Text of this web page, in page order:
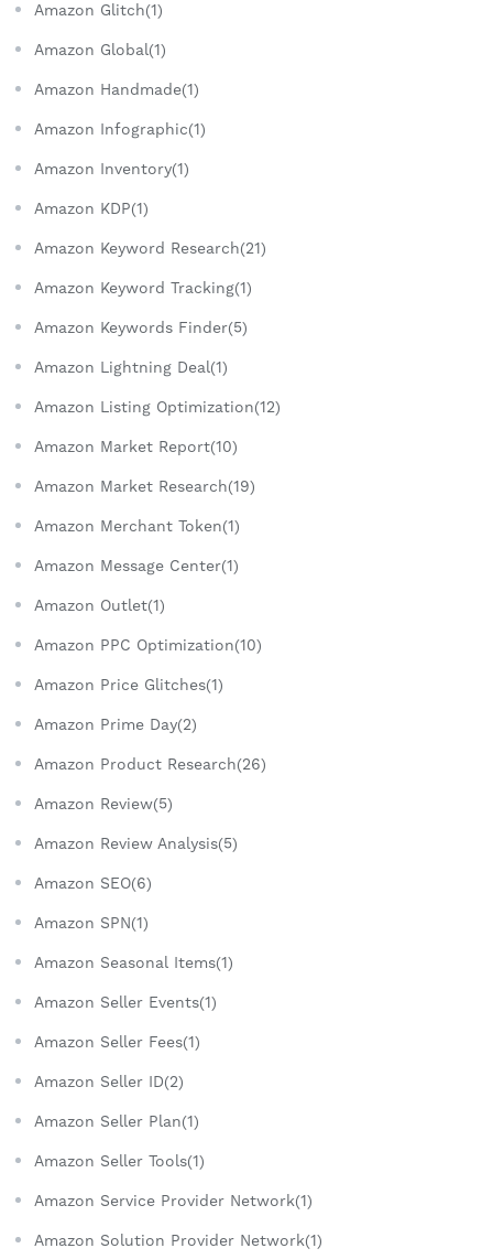
Amazon Glitch(1)
Amazon Global(1)
Amazon Handmade(1)
Amazon Infographic(1)
Amazon Inventory(1)
Amazon KDP(1)
Amazon Keyword Research(21)
Amazon Keyword Tracking(1)
Amazon Keywords Finder(5)
Amazon Lightning Deal(1)
Amazon Listing Optimization(12)
Amazon Market Report(10)
Amazon Market Research(19)
Amazon Merchant Token(1)
Amazon Message Center(1)
Amazon Outlet(1)
Amazon PPC Optimization(10)
Amazon Price Glitches(1)
Amazon Prime Day(2)
Amazon Product Research(26)
Amazon Review(5)
Amazon Review Analysis(5)
Amazon SEO(6)
Amazon SPN(1)
Amazon Seasonal Items(1)
Amazon Seller Events(1)
Amazon Seller Fees(1)
Amazon Seller ID(2)
Amazon Seller Plan(1)
Amazon Seller Tools(1)
Amazon Service Provider Network(1)
Amazon Solution Provider Network(1)